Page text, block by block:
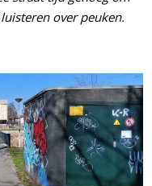
over peuken.